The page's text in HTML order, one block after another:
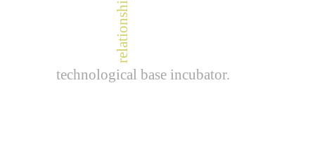
technological base incubator.